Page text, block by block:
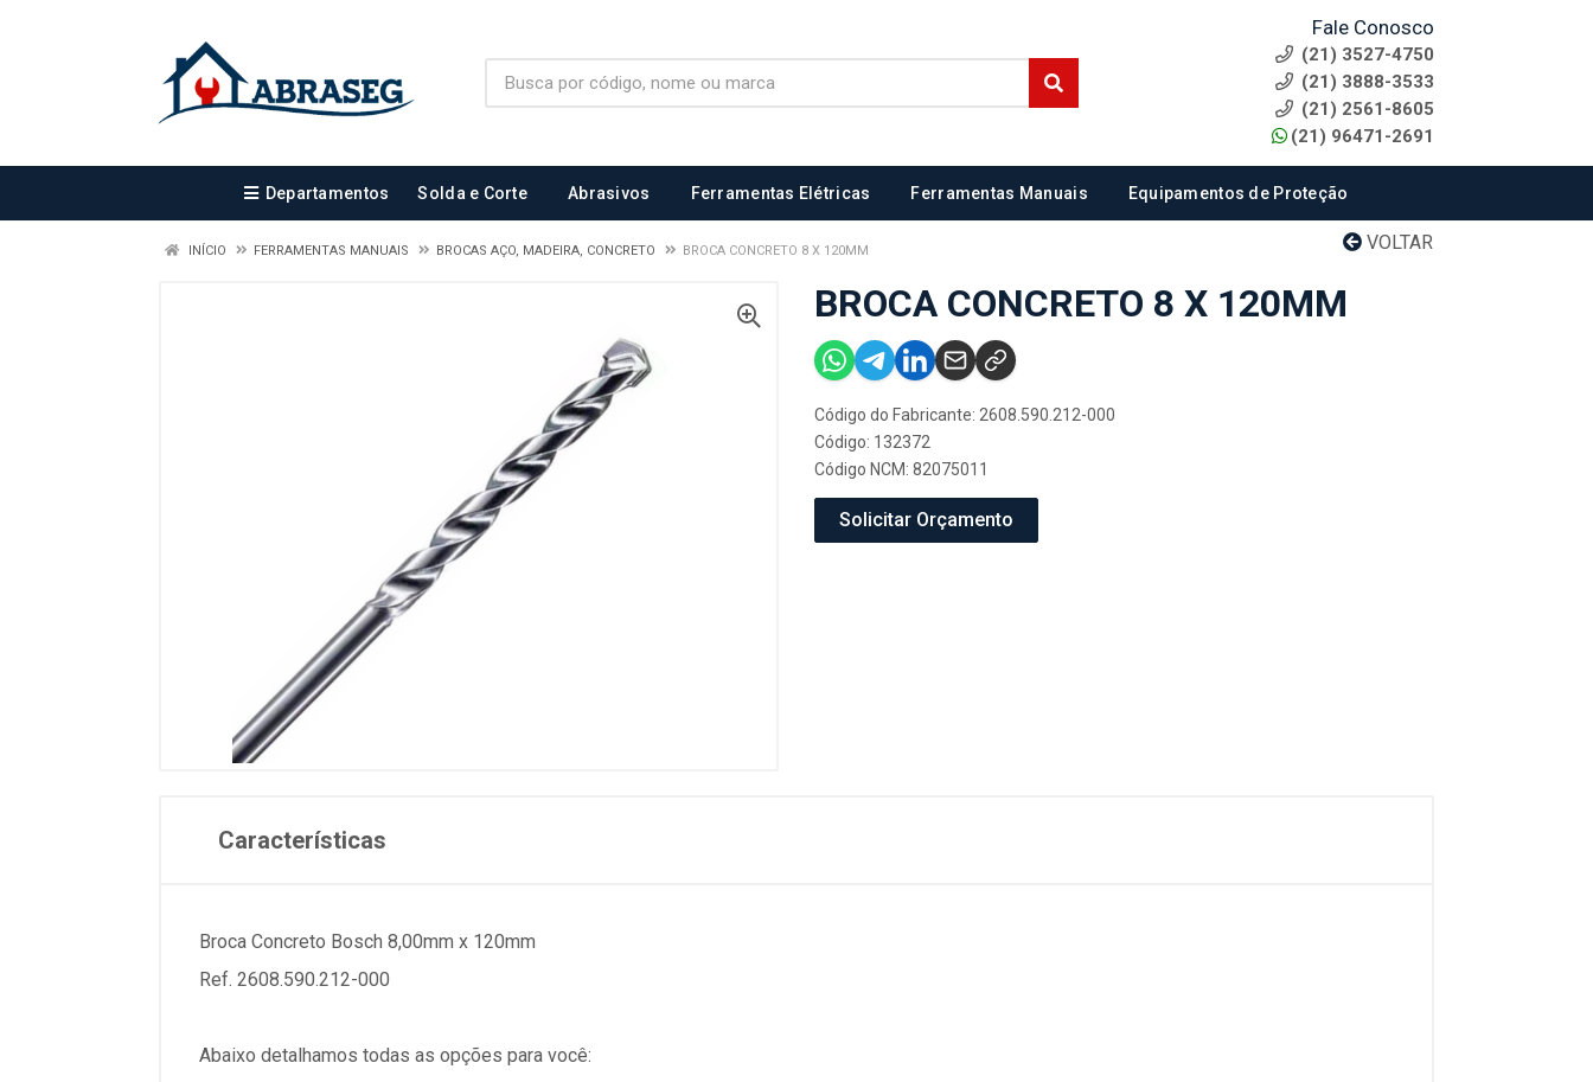
Fale Conosco
(21) 3527-4750
(21) 3888-3533
(21) 2561-8605
(21) 96471-2691
Departamentos Solda e Corte Abrasivos Ferramentas Elétricas Ferramentas Manuais Equipamentos de Proteção
VOLTAR
INÍCIO FERRAMENTAS MANUAIS BROCAS AÇO, MADEIRA, CONCRETO BROCA CONCRETO 8 X 120MM
BROCA CONCRETO 8 X 120MM
Código do Fabricante: 2608.590.212-000
Código: 132372
Código NCM: 82075011
Solicitar Orçamento
Características
Broca Concreto Bosch 8,00mm x 120mm
Ref. 2608.590.212-000
Abaixo detalhamos todas as opções para você: